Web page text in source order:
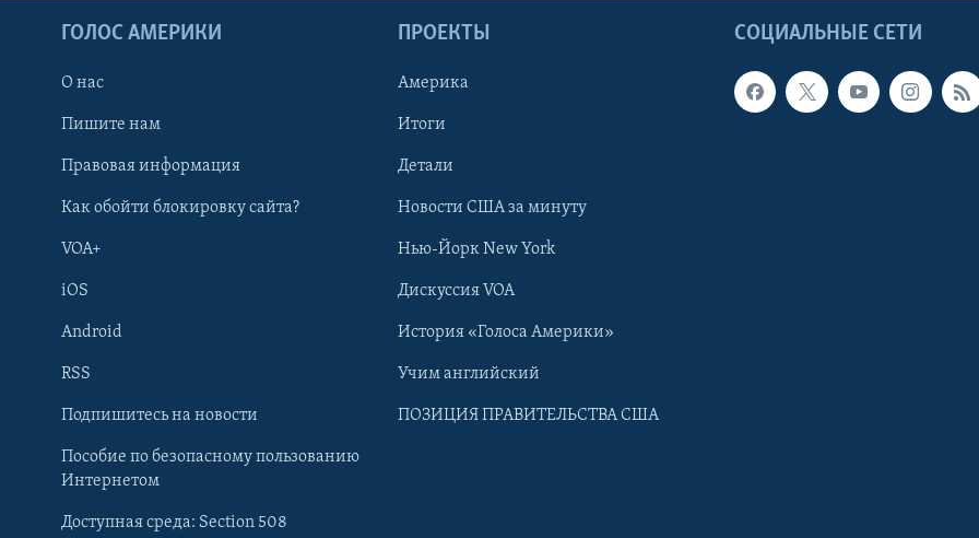
Learning English
СОЦИАЛЬНЫЕ СЕТИ
ГОЛОС АМЕРИКИ
О нас
Пишите нам
Правовая информация
Как обойти блокировку сайта?
VOA+
iOS
Android
RSS
Подпишитесь на новости
Пособие по безопасному пользованию
Интернетом
Доступная среда: Section 508
ПРОЕКТЫ
Америка
Итоги
Детали
Новости США за минуту
Нью-Йорк New York
Дискуссия VOA
История «Голоса Америки»
Учим английский
ПОЗИЦИЯ ПРАВИТЕЛЬСТВА США